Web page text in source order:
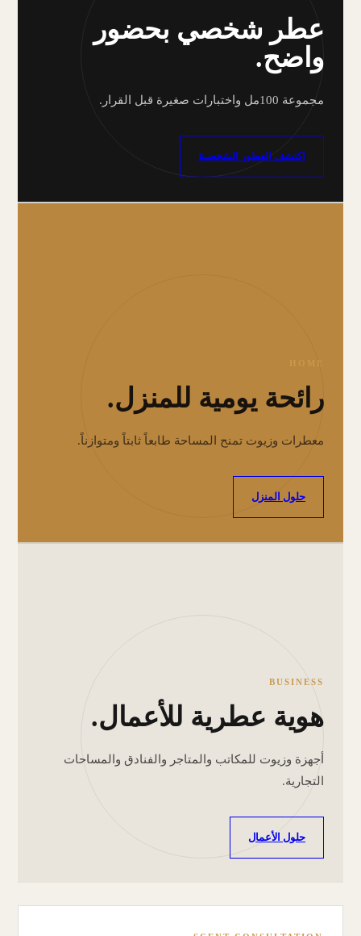
عطر شخصي بحضور
واضح.
مجموعة 100مل واختبارات صغيرة قبل القرار.
اكتشف العطور الشخصية
HOME
رائحة يومية للمنزل.
معطرات وزيوت تمنح المساحة طابعاً ثابتاً ومتوازناً.
حلول المنزل
BUSINESS
هوية عطرية للأعمال.
أجهزة وزيوت للمكاتب والمتاجر والفنادق والمساحات
التجارية.
حلول الأعمال